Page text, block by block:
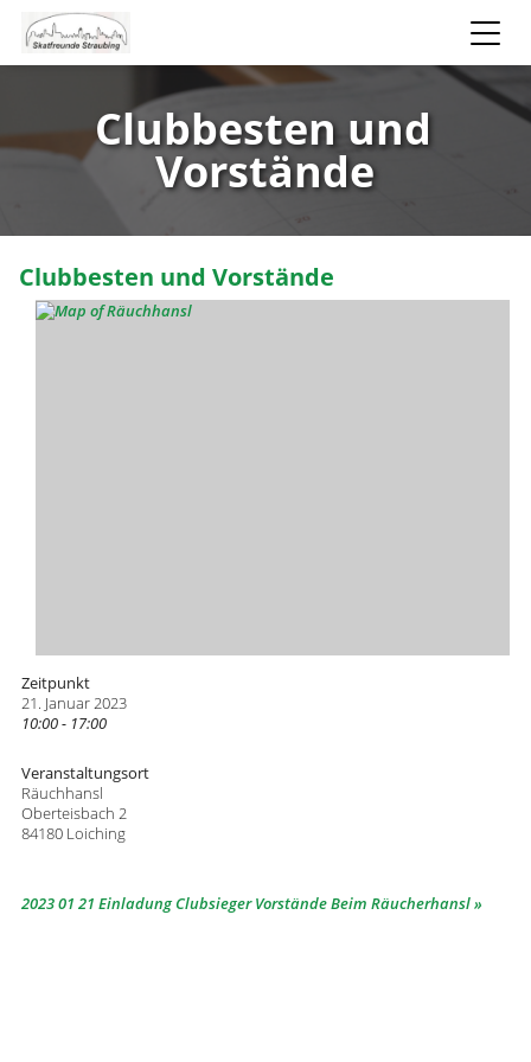
Clubbesten und
Vorstände
Clubbesten und Vorstände
Zeitpunkt
21. Januar 2023
10:00 - 17:00
Veranstaltungsort
Räuchhansl
Oberteisbach 2
84180 Loiching
2023 01 21 Einladung Clubsieger Vorstände Beim Räucherhansl